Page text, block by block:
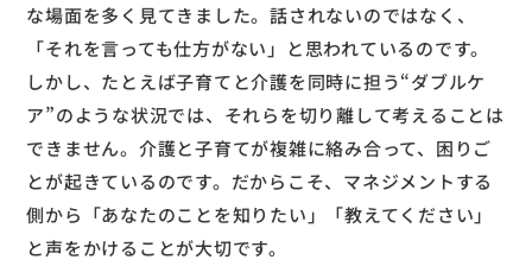
な場面を多く見てきました。話されないのではなく、
「それを言っても仕方がない」と思われているのです。
しかし、たとえば子育てと介護を同時に担う“ダブルケ
ア”のような状況では、それらを切り離して考えることは
できません。介護と子育てが複雑に絡み合って、困りご
とが起きているのです。だからこそ、マネジメントする
側から「あなたのことを知りたい」「教えてください」
と声をかけることが大切です。